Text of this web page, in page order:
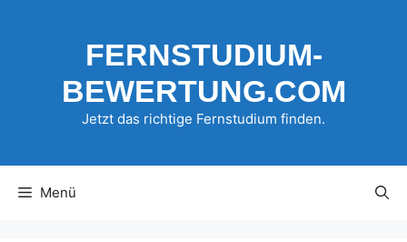
FERNSTUDIUM-
BEWERTUNG.COM
Jetzt das richtige Fernstudium finden.
Menü